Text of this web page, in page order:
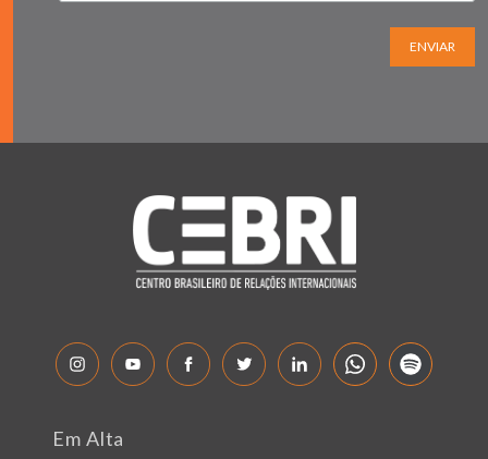
ENVIAR
Em Alta